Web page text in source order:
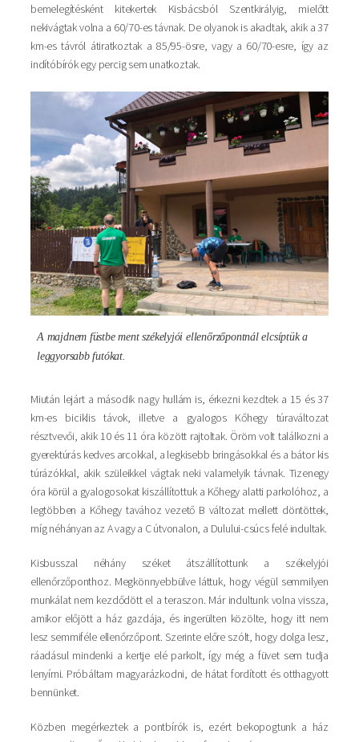
bemelegítésként kitekertek Kisbácsból Szentkirályig, mielőtt
nekivágtak volna a 60/70-es távnak. De olyanok is akadtak, akik a 37
km-es távról átiratkoztak a 85/95-ösre, vagy a 60/70-esre, így az
indítóbírók egy percig sem unatkoztak.
A majdnem füstbe ment székelyjói ellenőrzőpontnál elcsíptük a
leggyorsabb futókat.
Miután lejárt a második nagy hullám is, érkezni kezdtek a 15 és 37
km-es biciklis távok, illetve a gyalogos Kőhegy túraváltozat
résztvevői, akik 10 és 11 óra között rajtoltak. Öröm volt találkozni a
gyerektúrás kedves arcokkal, a legkisebb bringásokkal és a bátor kis
túrázókkal, akik szüleikkel vágtak neki valamelyik távnak. Tizenegy
óra körül a gyalogosokat kiszállítottuk a Kőhegy alatti parkolóhoz, a
legtöbben a Kőhegy tavához vezető B változat mellett döntöttek,
míg néhányan az A vagy a C útvonalon, a Dulului-csúcs felé indultak.
Kisbusszal néhány széket átszállítottunk a székelyjói
ellenőrzőponthoz. Megkönnyebbülve láttuk, hogy végül semmilyen
munkálat nem kezdődött el a teraszon. Már indultunk volna vissza,
amikor előjött a ház gazdája, és ingerülten közölte, hogy itt nem
lesz semmiféle ellenőrzőpont. Szerinte előre szólt, hogy dolga lesz,
ráadásul mindenki a kertje elé parkolt, így még a füvet sem tudja
lenyírni. Próbáltam magyarázkodni, de hátat fordított és otthagyott
bennünket.
Közben megérkeztek a pontbírók is, ezért bekopogtunk a ház